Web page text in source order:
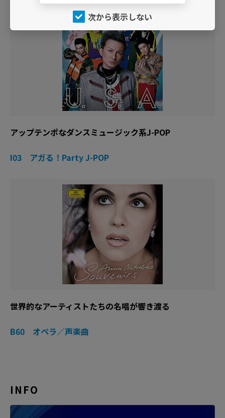
アップテンポなダンスミュージック系J-POP
I03 アガる！Party J-POP
世界的なアーティストたちの名唱が響き渡る
B60 オペラ／声楽曲
INFO
次から表示しない